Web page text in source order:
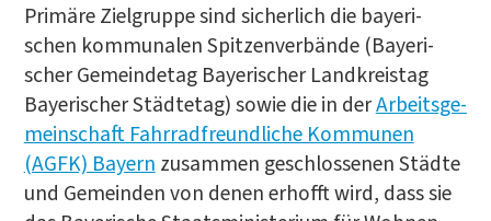
Pri­mä­re Ziel­grup­pe sind sicher­lich die baye­ri­
schen kom­mu­na­len Spit­zen­ver­bän­de (Baye­ri­
scher Gemein­de­tag Baye­ri­scher Land­kreis­tag
Baye­ri­scher Städ­te­tag) sowie die in derArbeits­ge­
mein­schaft Fahr­rad­freund­li­che Kom­mu­nen
(AGFK) Bay­ernzusam­men geschlos­se­nen Städ­te
und Gemein­den von denen erhofft wird, dass sie